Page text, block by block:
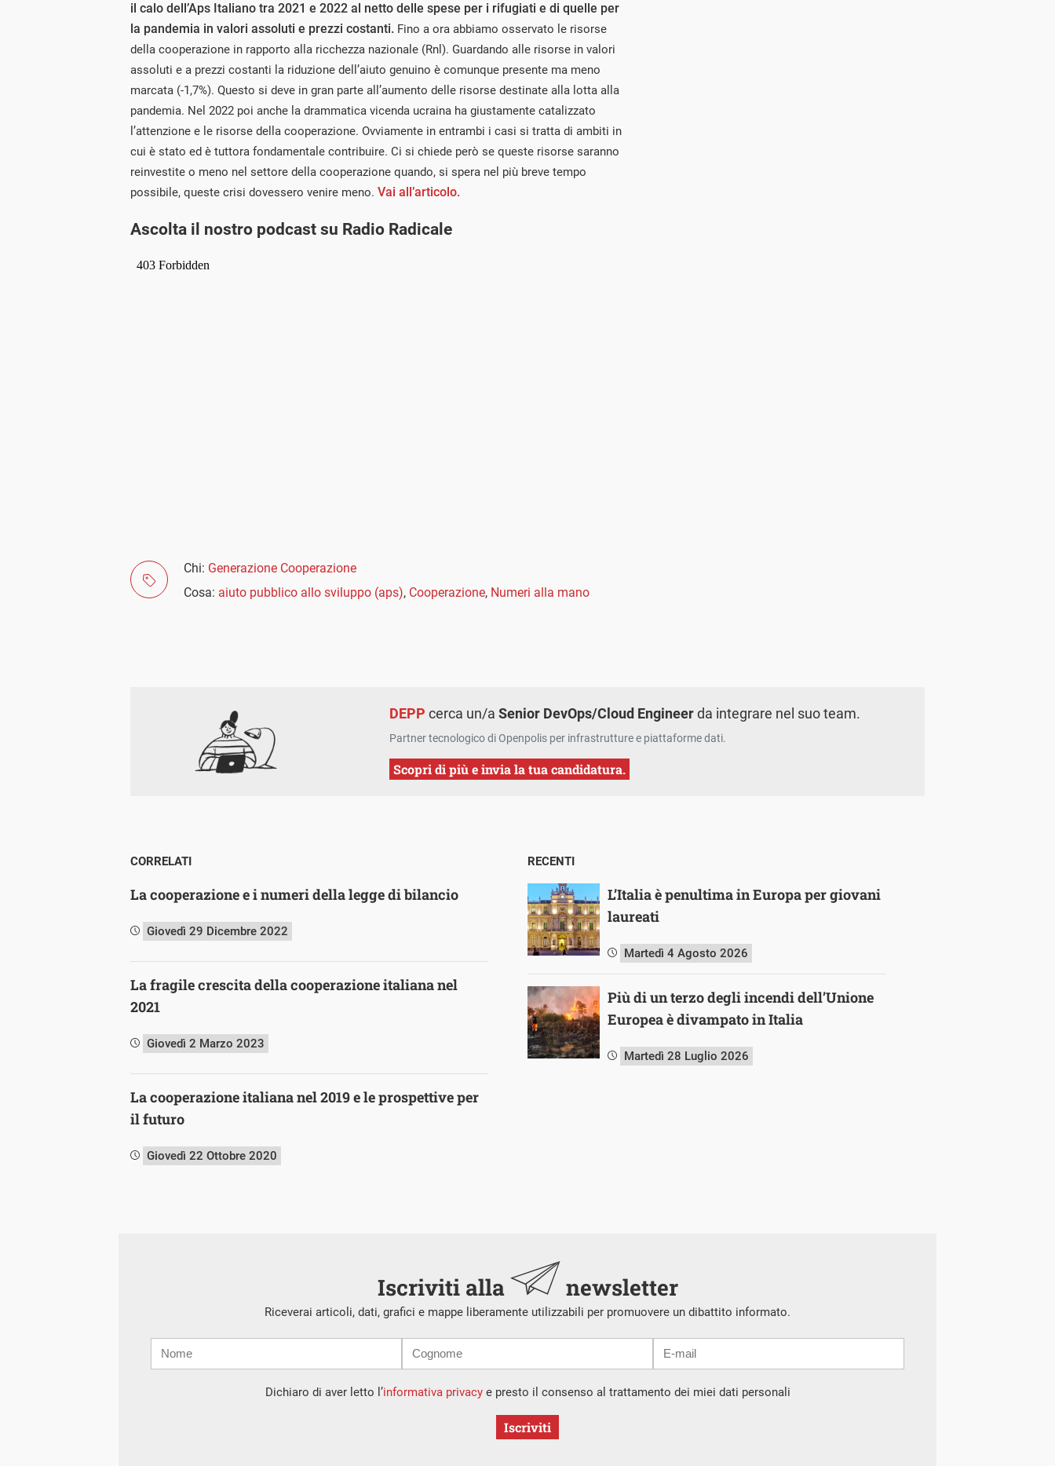
il calo dell’Aps Italiano tra 2021 e 2022 al netto delle spese per i rifugiati e di quelle per
la pandemia in valori assoluti e prezzi costanti. Fino a ora abbiamo osservato le risorse
della cooperazione in rapporto alla ricchezza nazionale (Rnl). Guardando alle risorse in valori
assoluti e a prezzi costanti la riduzione dell’aiuto genuino è comunque presente ma meno
marcata (-1,7%). Questo si deve in gran parte all’aumento delle risorse destinate alla lotta alla
pandemia. Nel 2022 poi anche la drammatica vicenda ucraina ha giustamente catalizzato
l’attenzione e le risorse della cooperazione. Ovviamente in entrambi i casi si tratta di ambiti in
cui è stato ed è tuttora fondamentale contribuire. Ci si chiede però se queste risorse saranno
reinvestite o meno nel settore della cooperazione quando, si spera nel più breve tempo
possibile, queste crisi dovessero venire meno. Vai all’articolo.
Ascolta il nostro podcast su Radio Radicale
Chi: Generazione Cooperazione
Cosa: aiuto pubblico allo sviluppo (aps), Cooperazione, Numeri alla mano
DEPP cerca un/aSenior DevOps/Cloud Engineerda integrare nel suo team.
Partner tecnologico di Openpolis per infrastrutture e piattaforme dati.
Scopri di più e invia la tua candidatura.
CORRELATI
La cooperazione e i numeri della legge di bilancio
Giovedì 29 Dicembre 2022
La fragile crescita della cooperazione italiana nel
2021
Giovedì 2 Marzo 2023
La cooperazione italiana nel 2019 e le prospettive per
il futuro
Giovedì 22 Ottobre 2020
RECENTI
L’Italia è penultima in Europa per giovani
laureati
Martedì 4 Agosto 2026
Più di un terzo degli incendi dell’Unione
Europea è divampato in Italia
Martedì 28 Luglio 2026
Iscriviti alla newsletter
Riceverai articoli, dati, grafici e mappe liberamente utilizzabili per promuovere un dibattito informato.
mail
Dichiaro di aver letto l’informativa privacye presto il consenso al trattamento dei miei dati personali
Iscriviti